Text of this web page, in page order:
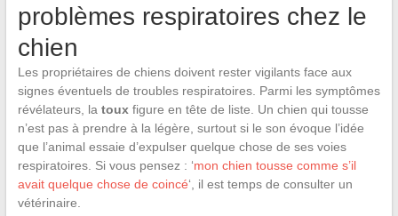
problèmes respiratoires chez le
chien
Les propriétaires de chiens doivent rester vigilants face aux
signes éventuels de troubles respiratoires. Parmi les symptômes
révélateurs, la touxfigure en tête de liste. Un chien qui tousse
n’est pas à prendre à la légère, surtout si le son évoque l’idée
que l’animal essaie d’expulser quelque chose de ses voies
respiratoires. Si vous pensez : ‘mon chien tousse comme s’il
avait quelque chose de coincé‘, il est temps de consulter un
vétérinaire.